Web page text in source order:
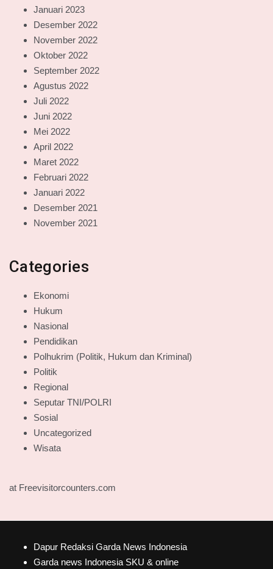
Januari 2023
Desember 2022
November 2022
Oktober 2022
September 2022
Agustus 2022
Juli 2022
Juni 2022
Mei 2022
April 2022
Maret 2022
Februari 2022
Januari 2022
Desember 2021
November 2021
Categories
Ekonomi
Hukum
Nasional
Pendidikan
Polhukrim (Politik, Hukum dan Kriminal)
Politik
Regional
Seputar TNI/POLRI
Sosial
Uncategorized
Wisata
at Freevisitorcounters.com
Dapur Redaksi Garda News Indonesia
Garda news Indonesia SKU & online